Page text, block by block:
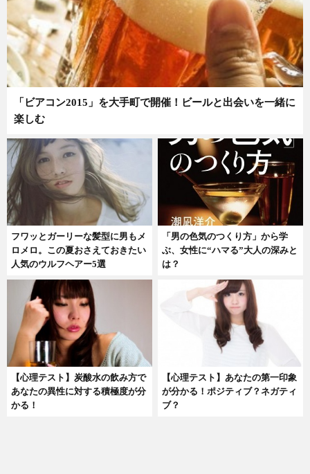
「ビアコン2015」を大手町で開催！ビールと出会いを一緒に
楽しむ
フワッとガーリーな髪型に男もメ
ロメロ。この夏おさえておきたい
人気のウルフヘアー5選
「男の色気のつくり方」から学
ぶ、女性に“ハマる”大人の深みと
は？
【心理テスト】炭酸水の飲み方で
あなたの異性に対する積極度が分
かる！
【心理テスト】あなたの第一印象
が分かる！ポジティブ？ネガティ
ブ？